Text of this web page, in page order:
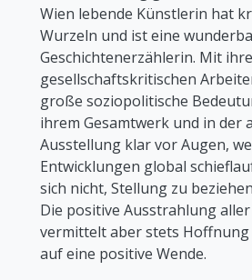
Wien lebende Künstlerin hat
Wurzeln und ist eine
Geschichtenerzählerin. Mit
gesellschaftskritischen
große soziopolitische
ihrem Gesamtwerk und in der
Ausstellung klar vor Augen,
Entwicklungen global
sich nicht, Stellung zu
Die positive Ausstrahlung
vermittelt aber stets
auf eine positive Wende.